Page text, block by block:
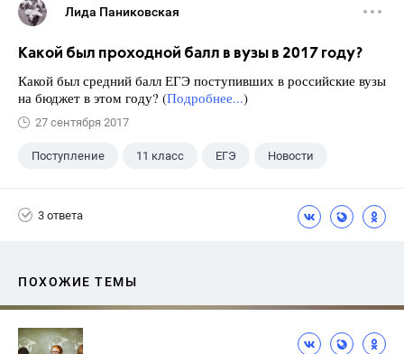
Лида Паниковская
Какой был проходной балл в вузы в 2017 году?
Какой был средний балл ЕГЭ поступивших в российские вузы
на бюджет в этом году? (Подробнее...)
27 сентября 2017
Поступление 11 класс ЕГЭ Новости
3 ответа
ПОХОЖИЕ ТЕМЫ